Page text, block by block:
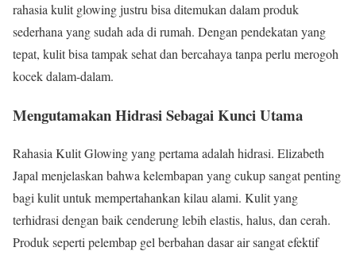
rahasia kulit glowing justru bisa ditemukan dalam produk
sederhana yang sudah ada di rumah. Dengan pendekatan yang
tepat, kulit bisa tampak sehat dan bercahaya tanpa perlu merogoh
kocek dalam-dalam.
Mengutamakan Hidrasi Sebagai Kunci Utama
Rahasia Kulit Glowing yang pertama adalah hidrasi. Elizabeth
Japal menjelaskan bahwa kelembapan yang cukup sangat penting
bagi kulit untuk mempertahankan kilau alami. Kulit yang
terhidrasi dengan baik cenderung lebih elastis, halus, dan cerah.
Produk seperti pelembap gel berbahan dasar air sangat efektif